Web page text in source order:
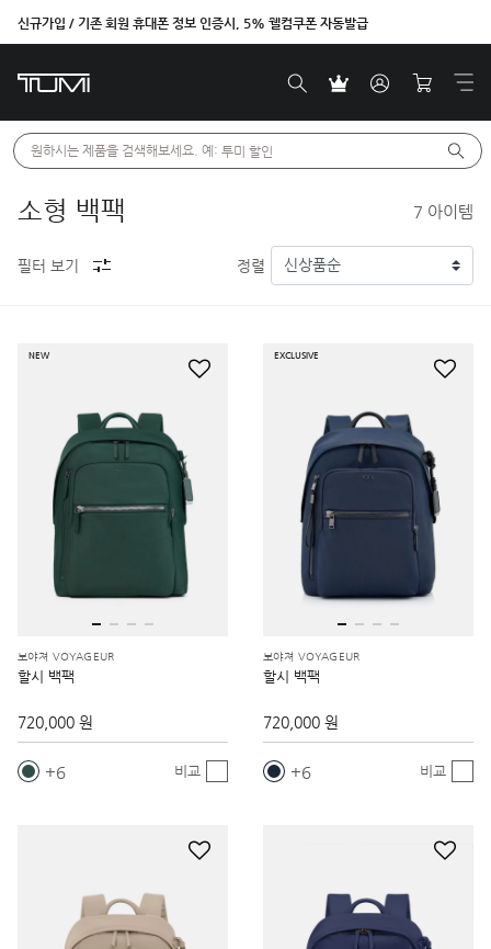
신규가입 / 기존 회원 휴대폰 정보 인증시, 5% 웰컴쿠폰 자동발급
원하시는 제품을 검색해보세요. 예: 투미 할인
소형 백팩 7 아이템
필터 보기 정렬
NEW
보야져 VOYAGEUR
할시 백팩
720,000 원
6 비교
EXCLUSIVE
보야져 VOYAGEUR
할시 백팩
720,000 원
6 비교